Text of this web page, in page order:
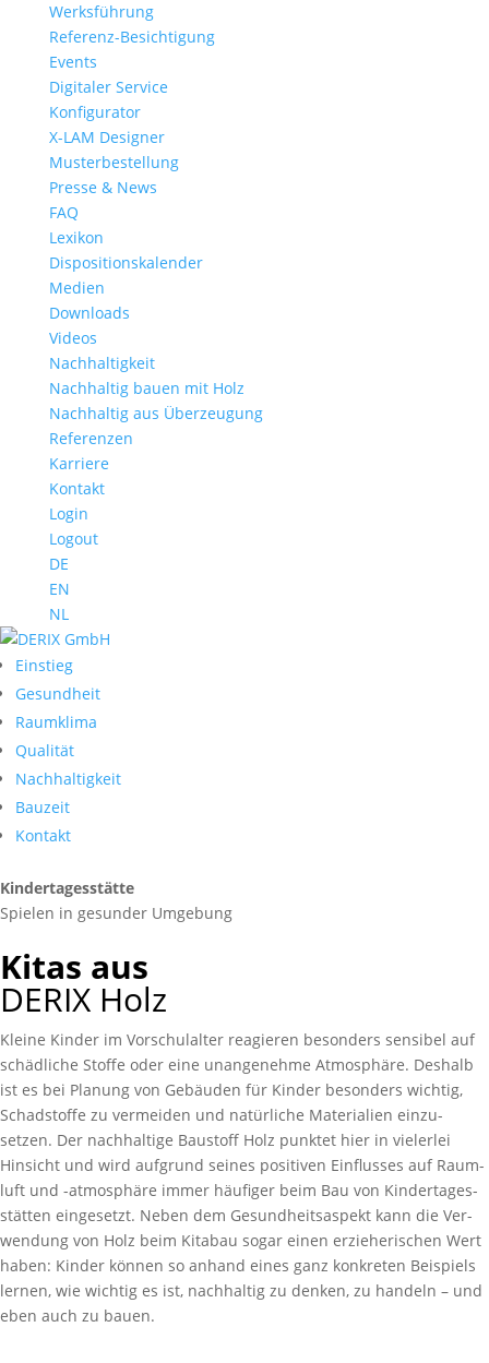
Werksführung
Referenz-Besichtigung
Events
Digitaler Service
Konfigurator
X-LAM Designer
Musterbestellung
Presse & News
FAQ
Lexikon
Dispositionskalender
Medien
Downloads
Videos
Nachhaltigkeit
Nachhaltig bauen mit Holz
Nachhaltig aus Überzeugung
Referenzen
Karriere
Kontakt
Login
Logout
DE
EN
NL
Einstieg
Gesundheit
Raumklima
Qualität
Nachhaltigkeit
Bauzeit
Kontakt
Kinder­tagesstätte
Spielen in gesunder Umgebung
Kitas aus
DERIX Holz
Kleine Kinder im Vorschul­alter reagieren besonders sensibel auf
schäd­liche Stoffe oder eine unange­nehme Atmos­phäre. Deshalb
ist es bei Planung von Gebäuden für Kinder besonders wichtig,
Schad­stoffe zu vermeiden und natürliche Materialien einzu­
setzen. Der nach­haltige Baustoff Holz punktet hier in vielerlei
Hinsicht und wird aufgrund seines positiven Ein­flusses auf Raum­
luft und -atmosphäre immer häufiger beim Bau von Kindertages­
stätten eingesetzt. Neben dem Gesundheits­aspekt kann die Ver­
wendung von Holz beim Kitabau sogar einen erzieherischen Wert
haben: Kinder können so anhand eines ganz konkreten Beispiels
lernen, wie wichtig es ist, nach­haltig zu denken, zu handeln – und
eben auch zu bauen.